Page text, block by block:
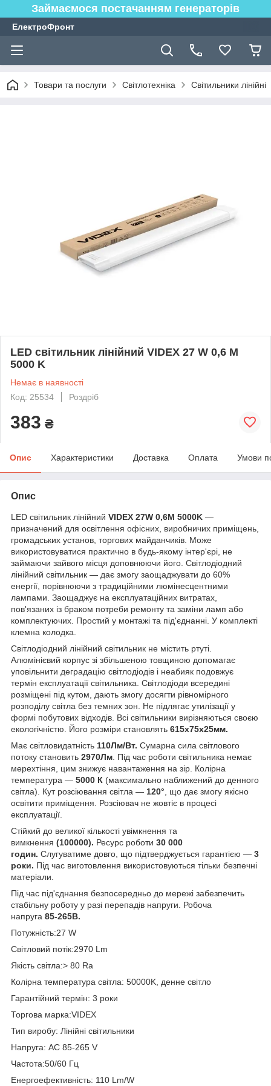
Займаємося постачанням генераторів
ЕлектроФронт
Товари та послуги Світлотехніка Світильники лінійні
LED світильник лінійний VIDEX 27 W 0,6 М
5000 K
Немає в наявності
Код: 25534
Роздріб
383 ₴
Опис Характеристики Доставка Оплата Умови
Опис
LED світильник лінійний VIDEX 27W 0,6М 5000K —
призначений для освітлення офісних, виробничих приміщень,
громадських установ, торгових майданчиків. Може
використовуватися практично в будь-якому інтер'єрі, не
займаючи зайвого місця доповнюючи його. Світлодіодний
лінійний світильник — дає змогу заощаджувати до 60%
енергії, порівнюючи з традиційними люмінесцентними
лампами. Заощаджує на експлуатаційних витратах,
пов'язаних із браком потреби ремонту та заміни ламп або
комплектуючих. Простий у монтажі та під'єднанні. У комплекті
клемна колодка.
Світлодіодний лінійний світильник не містить ртуті.
Алюмінієвий корпус зі збільшеною товщиною допомагає
уповільнити деградацію світлодіодів і неабияк подовжує
термін експлуатації світильника. Світлодіоди всередині
розміщені під кутом, дають змогу досягти рівномірного
розподілу світла без темних зон. Не підлягає утилізації у
формі побутових відходів. Всі світильники вирізняються своєю
екологічністю. Його розміри становлять 615x75x25мм.
Має світловидатність 110Лм/Вт. Сумарна сила світлового
потоку становить 2970Лм . Під час роботи світильника немає
мерехтіння, цим знижує навантаження на зір. Колірна
температура — 5000 К (максимально наближений до денного
світла). Кут розсіювання світла — 120° , що дає змогу якісно
освітити приміщення. Розсіювач не жовтіє в процесі
експлуатації.
Стійкий до великої кількості увімкнення та
вимкнення (100000). Ресурс роботи 30 000
годин. Слугуватиме довго, що підтверджується гарантією — 3
роки. Під час виготовлення використовуються тільки безпечні
матеріали.
Під час під'єднання безпосередньо до мережі забезпечить
стабільну роботу у разі перепадів напруги. Робоча
напруга 85-265В.
Потужність:27 W
Світловий потік:2970 Lm
Якість світла:> 80 Ra
Колірна температура світла: 50000K, денне світло
Гарантійний термін: 3 роки
Торгова марка:VIDEX
Тип виробу: Лінійні світильники
Напруга: AC 85-265 V
Частота:50/60 Гц
Енергоефективність: 110 Lm/W